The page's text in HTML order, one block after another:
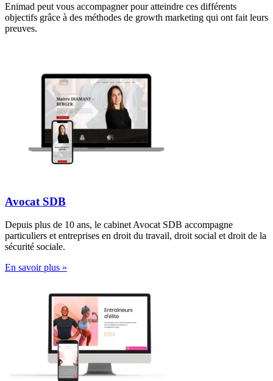
Enimad peut vous accompagner pour atteindre ces différents
objectifs grâce à des méthodes de growth marketing qui ont fait leurs
preuves.
Avocat SDB
Depuis plus de 10 ans, le cabinet Avocat SDB accompagne
particuliers et entreprises en droit du travail, droit social et droit de la
sécurité sociale.
En savoir plus »